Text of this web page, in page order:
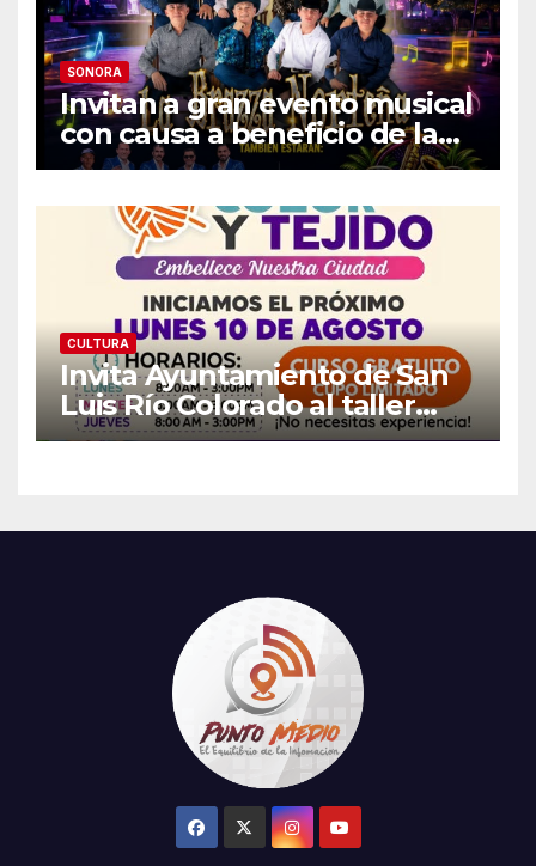
SONORA
Invitan a gran evento musical
con causa a beneficio de la
Fundación «Ayúdanos a
CULTURA
Invita Ayuntamiento de San
Luis Río Colorado al taller
gratuito «Arte, Color y Tejido»